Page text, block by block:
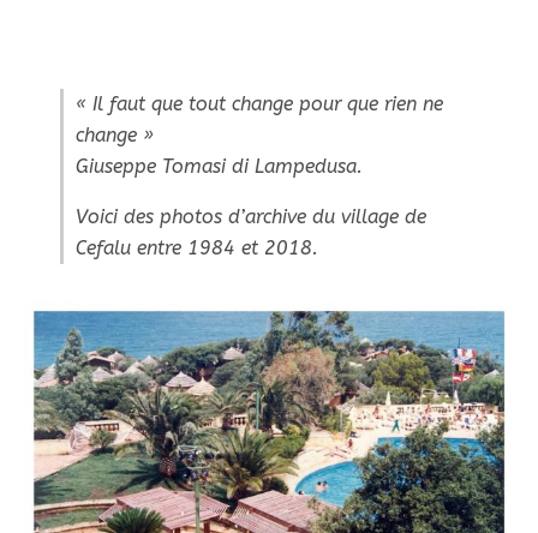
« Il faut que tout change pour que rien ne
change »
Giuseppe Tomasi di Lampedusa.
Voici des photos d’archive du village de
Cefalu entre 1984 et 2018.